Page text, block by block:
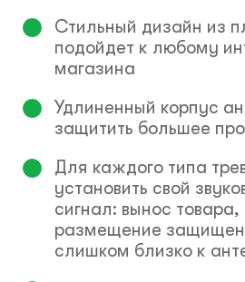
Стильный дизайн из
подойдет к любому
магазина
Удлиненный корпус
защитить большее
Для каждого типа
установить свой
сигнал: вынос
размещение
слишком близко к